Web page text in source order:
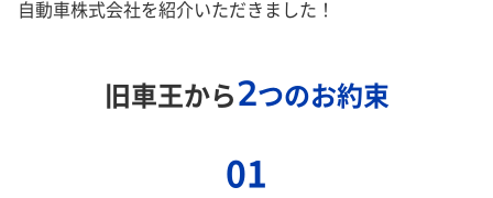
自動車株式会社を紹介いただきました！
旧車王から2つのお約束
01